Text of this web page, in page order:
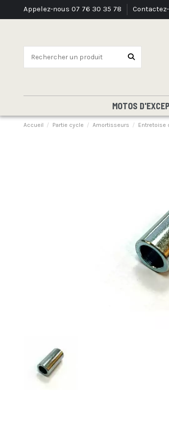
Appelez-nous 07 76 30 35 78
MOTOS
Accueil Partie cycle Amortisseurs Entretoise